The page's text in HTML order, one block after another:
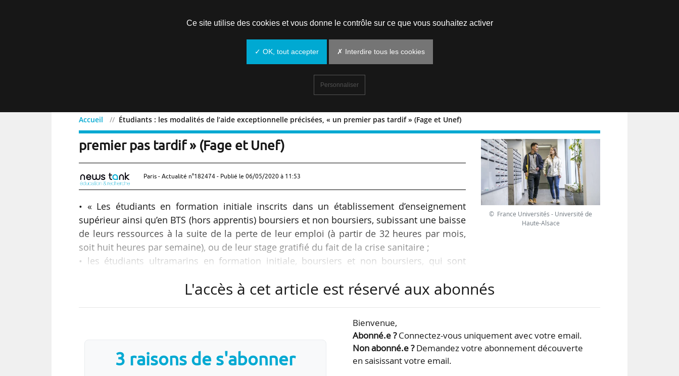
Accueil Étudiants : les modalités de l’aide exceptionnelle précisées, « un premier pas tardif » (Fage et Unef)
Étudiants : les modalités de l’aide exceptionnelle précisées, « un
premier pas tardif » (Fage et Unef)
Paris - Actualité n°182474 - Publié le 06/05/2020 à 11:53
• « Les étudiants en formation initiale inscrits dans un établissement d’enseignement
supérieur ainsi qu’en BTS (hors apprentis) boursiers et non boursiers, subissant une baisse
de leurs ressources à la suite de la perte de leur emploi (à partir de 32 heures par mois,
soit huit heures par semaine), ou de leur stage gratifié du fait de la crise sanitaire ;
• les étudiants ultramarins en formation initiale, boursiers et non boursiers, qui sont
annoncée par le Premier ministre, le 04/05, indique le Mesri, le 05/04. « Les étudiants,
boursiers comme non boursiers, représentent près de la moitié » des 800 000…
© France Universités - Université de
Haute-Alsace
L'accès à cet article est réservé aux abonnés
3 raisons de s'abonner
Bienvenue,
Abonné.e ?Connectez-vous uniquement avec votre email.
Non abonné.e ?Demandez votre abonnement découverte
en saisissant votre email.
Ce site utilise des cookies et vous donne le contrôle sur ce que vous souhaitez activer
✓ OK, tout accepter ✗ Interdire tous les cookies
Personnaliser